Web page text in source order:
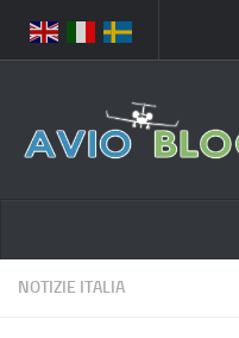
Chi Siamo
Contatti
Notizie Italia
NOTIZIE ITALIA